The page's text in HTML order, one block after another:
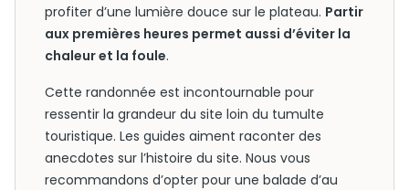
profiter d’une lumière douce sur le plateau. Partir
aux premières heures permet aussi d’éviter la
chaleur et la foule.
Cette randonnée est incontournable pour
ressentir la grandeur du site loin du tumulte
touristique. Les guides aiment raconter des
anecdotes sur l’histoire du site. Nous vous
recommandons d’opter pour une balade d’au